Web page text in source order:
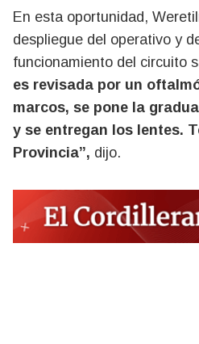
En esta oportunidad,
despliegue del operativo y
funcionamiento del circuito
es revisada por un
marcos, se pone la
y se entregan los lentes.
Provincia”, dijo.